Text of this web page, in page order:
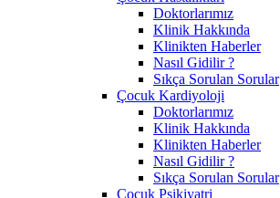
Doktorlarımız
Klinik Hakkında
Klinikten Haberler
Nasıl Gidilir ?
Sıkça Sorulan Sorular
Çocuk Kardiyoloji
Doktorlarımız
Klinik Hakkında
Klinikten Haberler
Nasıl Gidilir ?
Sıkça Sorulan Sorular
Çocuk Psikiyatri